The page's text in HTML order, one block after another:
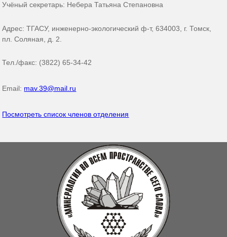
Учёный секретарь: Небера Татьяна Степановна
Адрес: ТГАСУ, инженерно-экологический ф-т, 634003, г. Томск,
пл. Соляная, д. 2.
Тел./факс: (3822) 65-34-42
Email: mav.39@mail.ru
Посмотреть список членов отделения